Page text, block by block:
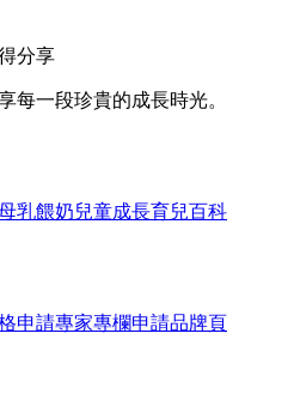
分享
每一段珍貴的成長時光。
乳餵奶兒童成長育兒百科
申請專家專欄申請品牌頁